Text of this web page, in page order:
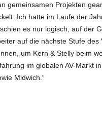
gemeinsamen Projekten
Ich hatte im Laufe der
es nur logisch, auf der
auf die nächste Stufe des
um Kern & Stelly beim
im globalen AV-Markt
Midwich.“